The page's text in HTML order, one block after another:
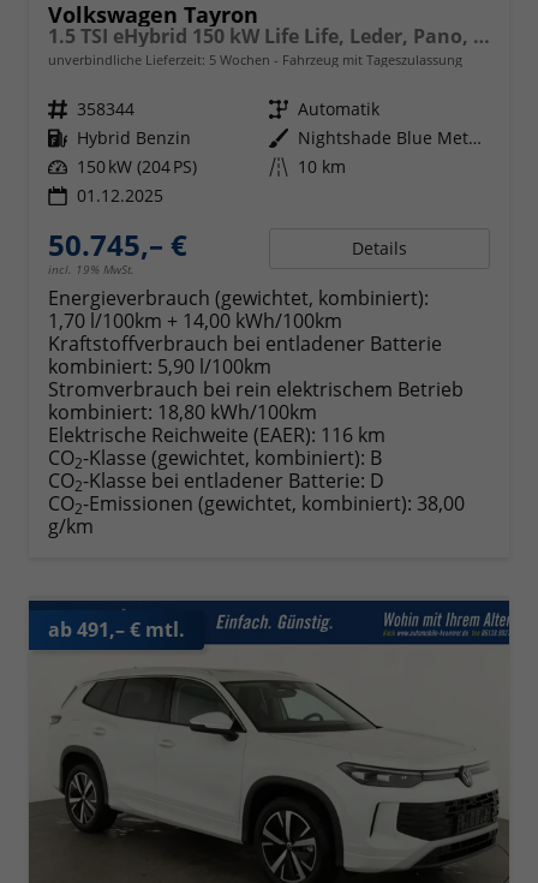
Volkswagen Tayron
1.5 TSI eHybrid 150 kW Life Life, Leder, Pano, HuD, AHK, AreaView, Side, Navi, Winter, 5-J. Garantie
unverbindliche Lieferzeit: 5 Wochen Fahrzeug mit Tageszulassung
Fahrzeugnr. 358344 Getriebe Automatik
Kraftstoff Hybrid Benzin Außenfarbe
Nightshade Blue Metallic
Leistung 150 kW (204 PS) Kilometerstand 10 km
01.12.2025
50.745,– €
incl. 19% MwSt.
Details
Energieverbrauch (gewichtet, kombiniert):
1,70 l/100km + 14,00 kWh/100km
Kraftstoffverbrauch bei entladener Batterie
kombiniert: 5,90 l/100km
Stromverbrauch bei rein elektrischem Betrieb
kombiniert: 18,80 kWh/100km
Elektrische Reichweite (EAER): 116 km
CO2-Klasse (gewichtet, kombiniert): B
CO2-Klasse bei entladener Batterie: D
CO2-Emissionen (gewichtet, kombiniert): 38,00
g/km
ab 491,– € mtl.